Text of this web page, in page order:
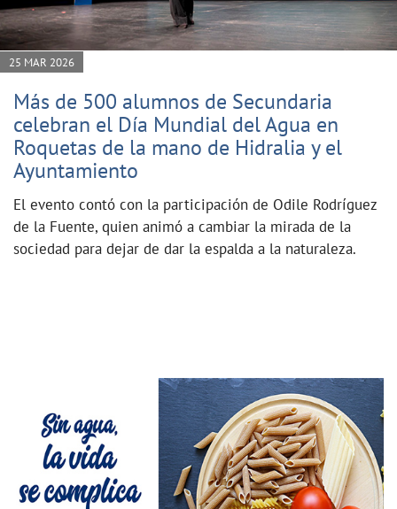
25 MAR 2026
Más de 500 alumnos de Secundaria
celebran el Día Mundial del Agua en
Roquetas de la mano de Hidralia y el
Ayuntamiento
El evento contó con la participación de Odile Rodríguez
de la Fuente, quien animó a cambiar la mirada de la
sociedad para dejar de dar la espalda a la naturaleza.